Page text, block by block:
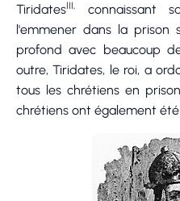
TiridatesIII,
connaissant
l'emmener dans la prison
profond avec beaucoup
outre, Tiridates, le roi, a
tous les chrétiens en
chrétiens ont également été